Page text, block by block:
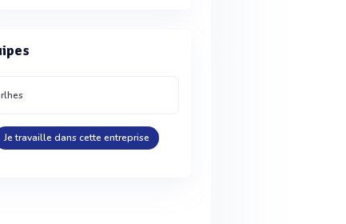
Je travaille dans cette entreprise